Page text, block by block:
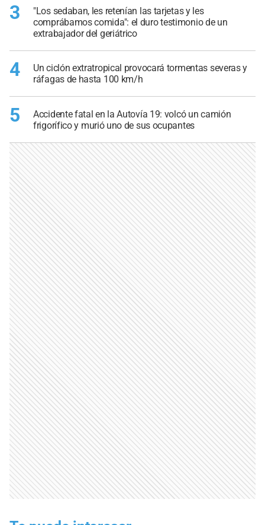
3
"Los sedaban, les retenían las tarjetas y les
comprábamos comida": el duro testimonio de un
extrabajador del geriátrico
4
Un ciclón extratropical provocará tormentas severas y
ráfagas de hasta 100 km/h
5
Accidente fatal en la Autovía 19: volcó un camión
frigorífico y murió uno de sus ocupantes